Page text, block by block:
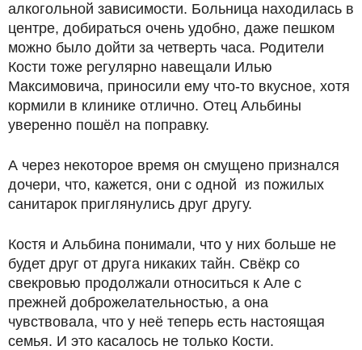
алкогольной зависимости. Больница находилась в
центре, добираться очень удобно, даже пешком
можно было дойти за четверть часа. Родители
Кости тоже регулярно навещали Илью
Максимовича, приносили ему что-то вкусное, хотя
кормили в клинике отлично. Отец Альбины
уверенно пошёл на поправку.
А через некоторое время он смущено признался
дочери, что, кажется, они с одной из пожилых
санитарок приглянулись друг другу.
Костя и Альбина понимали, что у них больше не
будет друг от друга никаких тайн. Свёкр со
свекровью продолжали относиться к Але с
прежней доброжелательностью, а она
чувствовала, что у неё теперь есть настоящая
семья. И это касалось не только Кости.